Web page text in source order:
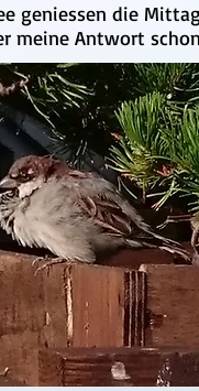
geniessen die
meine Antwort